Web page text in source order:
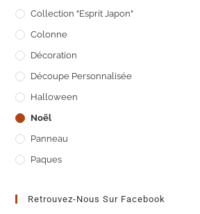
Collection "Esprit Japon"
Colonne
Décoration
Découpe Personnalisée
Halloween
Noël
Panneau
Paques
Retrouvez-Nous Sur Facebook